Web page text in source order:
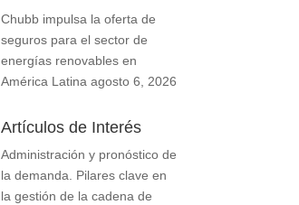
Chubb impulsa la oferta de
seguros para el sector de
energías renovables en
América Latina agosto 6, 2026
Artículos de Interés
Administración y pronóstico de
la demanda. Pilares clave en
la gestión de la cadena de